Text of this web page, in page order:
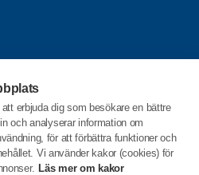
erbjuda dig som besökare en bättre
och analyserar information om
för att förbättra funktioner och
Vi använder kakor (cookies) för
Läs mer om kakor